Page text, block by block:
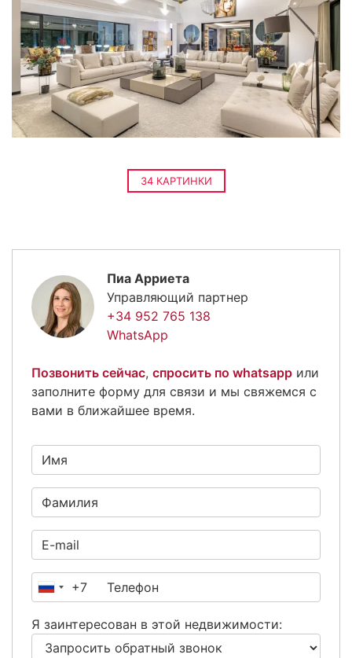
34 КАРТИНКИ
Пиа Арриета
Управляющий партнер
+34 952 765 138
WhatsApp
Позвонить сейчас, спросить по whatsapp или
заполните форму для связи и мы свяжемся с
вами в ближайшее время.
Россия
+7
Я заинтересован в этой недвижимости: